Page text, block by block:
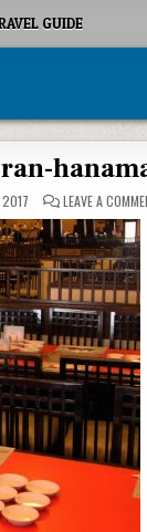
GUIDE
2017 LEAVE A